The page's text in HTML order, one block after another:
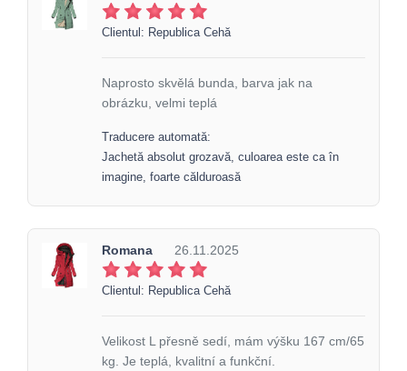
Clientul: Republica Cehă
Naprosto skvělá bunda, barva jak na
obrázku, velmi teplá
Traducere automată:
Jachetă absolut grozavă, culoarea este ca în
imagine, foarte călduroasă
Romana 26.11.2025
Clientul: Republica Cehă
Velikost L přesně sedí, mám výšku 167 cm/65
kg. Je teplá, kvalitní a funkční.